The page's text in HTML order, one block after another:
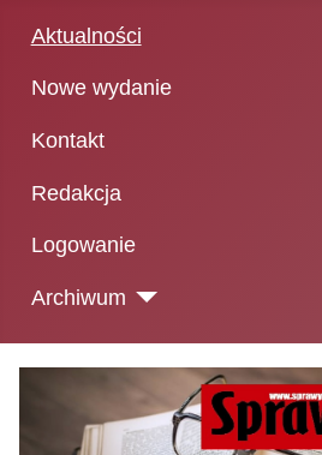
Aktualności
Nowe wydanie
Kontakt
Redakcja
Logowanie
Archiwum